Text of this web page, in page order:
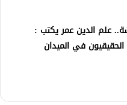
علم الدين عمر يكتب :
في الميدان